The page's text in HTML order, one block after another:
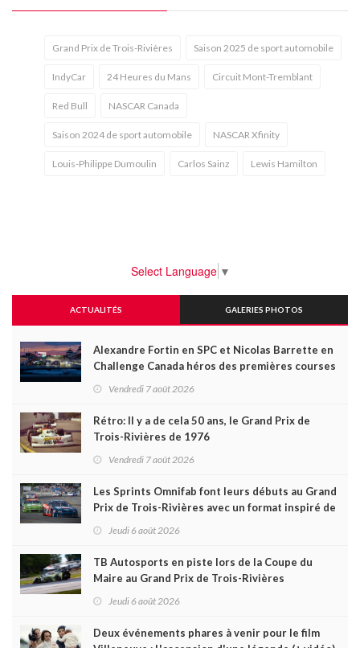
Grand Prix de Trois-Rivières Saison 2025 de sport automobile
IndyCar 24 Heures du Mans Circuit Mont-Tremblant
Red Bull NASCAR Canada
Saison 2024 de sport automobile NASCAR Xfinity
Louis-Philippe Dumoulin Carlos Sainz Lewis Hamilton
Select Language ▼
ACTUALITÉS GALERIES PHOTOS
Alexandre Fortin en SPC et Nicolas Barrette en
Challenge Canada héros des premières courses
Vendredi 7 août 2026
Rétro: Il y a de cela 50 ans, le Grand Prix de
Trois-Rivières de 1976
Vendredi 7 août 2026
Les Sprints Omnifab font leurs débuts au Grand
Prix de Trois-Rivières avec un format inspiré de
Jeudi 6 août 2026
TB Autosports en piste lors de la Coupe du
Maire au Grand Prix de Trois-Rivières
Jeudi 6 août 2026
Deux événements phares à venir pour le film